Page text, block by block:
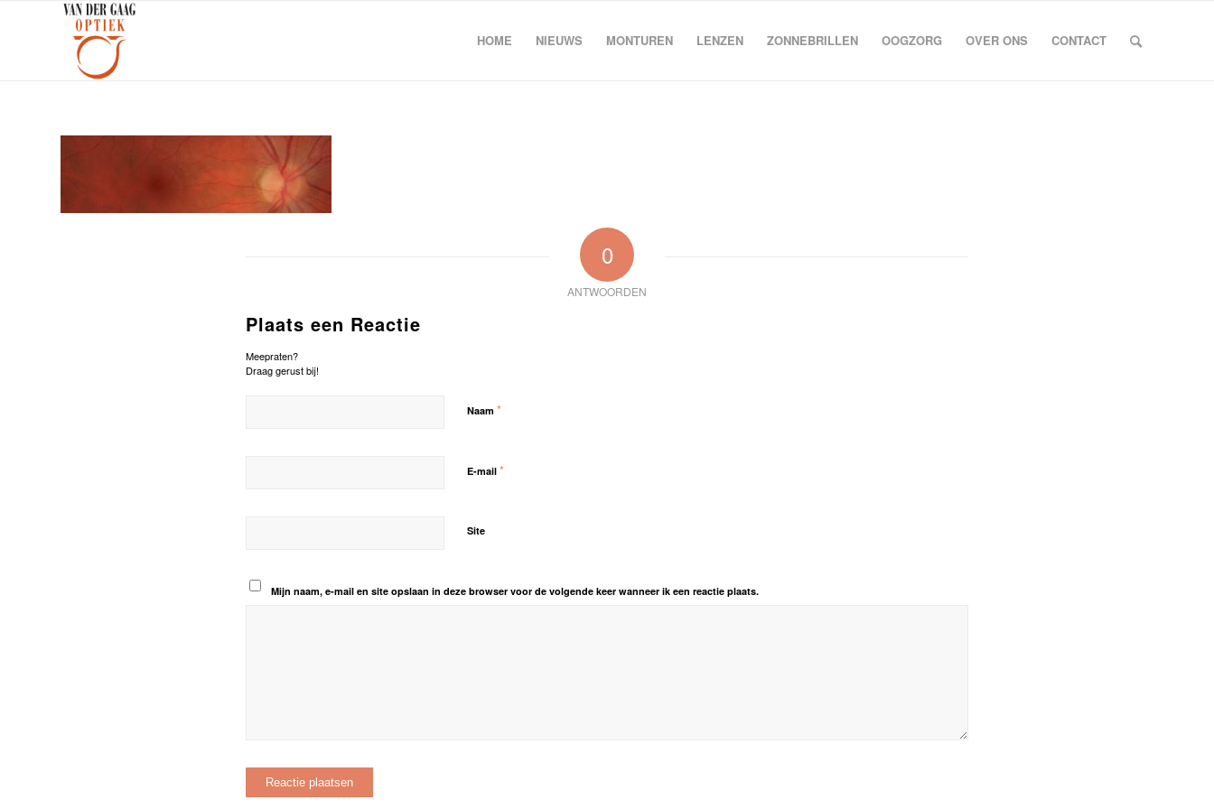
HOME NIEUWS MONTUREN LENZEN ZONNEBRILLEN OOGZORG OVER ONS CONTACT
0
ANTWOORDEN
Plaats een Reactie
Meepraten?
Draag gerust bij!
Naam *
E-mail *
Site
Mijn naam, e-mail en site opslaan in deze browser voor de volgende keer wanneer ik een reactie plaats.